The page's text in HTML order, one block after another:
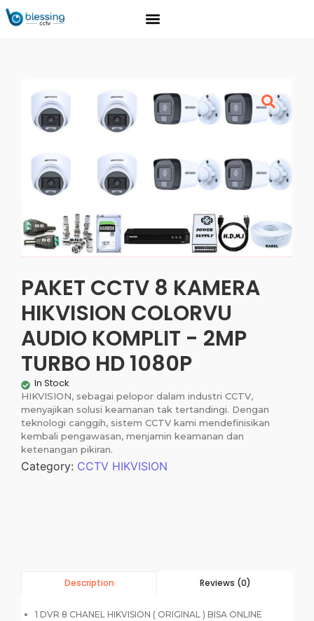
PAKET CCTV 8 KAMERA
HIKVISION COLORVU
AUDIO KOMPLIT - 2MP
TURBO HD 1080P
In Stock
HIKVISION, sebagai pelopor dalam industri CCTV,
menyajikan solusi keamanan tak tertandingi. Dengan
teknologi canggih, sistem CCTV kami mendefinisikan
kembali pengawasan, menjamin keamanan dan
ketenangan pikiran.
Category: CCTV HIKVISION
Description Reviews (0)
1 DVR 8 CHANEL HIKVISION ( ORIGINAL ) BISA ONLINE